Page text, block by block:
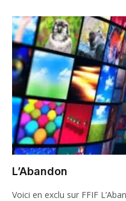
L’Abandon
Voici en exclu sur FFIF